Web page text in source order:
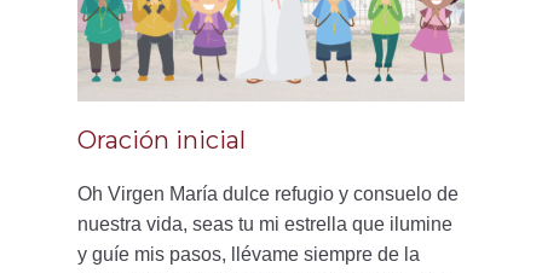
Oración inicial
Oh Virgen María dulce refugio y consuelo de
nuestra vida, seas tu mi estrella que ilumine
y guíe mis pasos, llévame siempre de la